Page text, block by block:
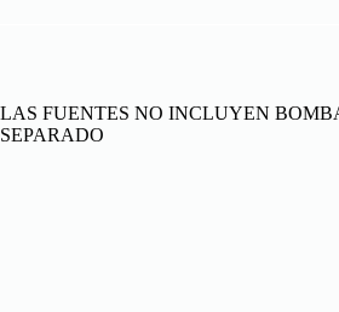
LAS FUENTES NO INCLUYEN
SEPARADO